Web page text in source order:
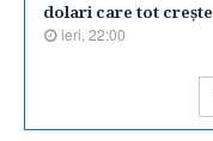
dolari care tot creşte
ieri, 22:00